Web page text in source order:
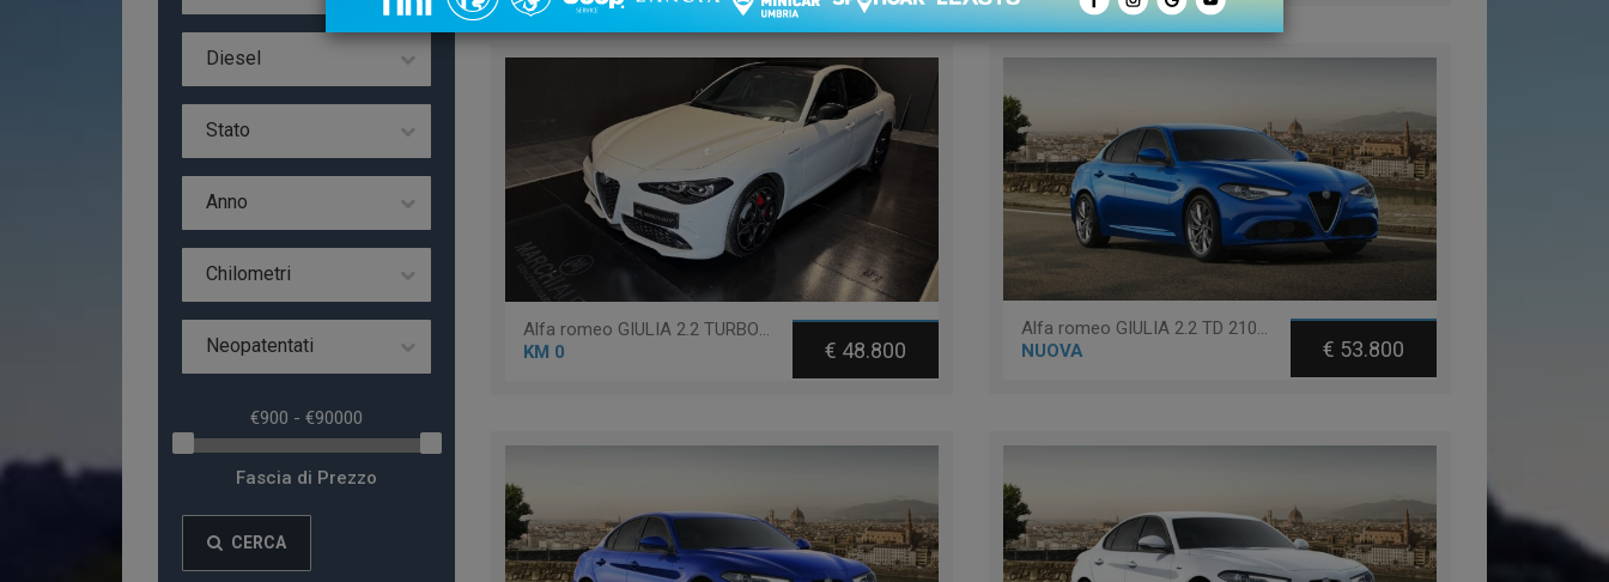
Diesel
Stato
Anno
Chilometri
Neopatentati
Fascia di Prezzo
CERCA
Alfa romeo GIULIA 2.2 TURBODIESEL 210 CV AT8 AWD Q4 VELOCE
KM 0
€ 48.800
Alfa romeo GIULIA 2.2 TD 210 CV AT8 Q4 VELOCE
NUOVA
€ 53.800